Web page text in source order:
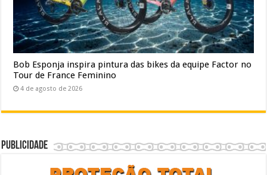
Bob Esponja inspira pintura das bikes da equipe Factor no
Tour de France Feminino
4 de agosto de 2026
Publicidade